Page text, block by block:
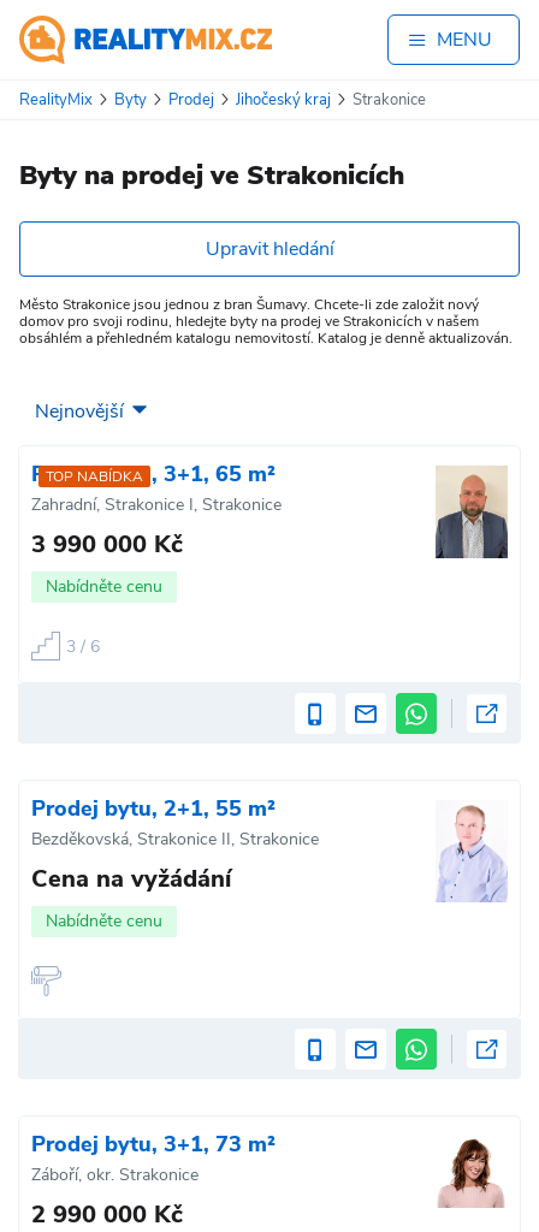
MENU
RealityMix Byty Prodej Jihočeský kraj Strakonice
Byty na prodej ve Strakonicích
Upravit hledání
Město Strakonice jsou jednou z bran Šumavy. Chcete-li zde založit nový
domov pro svoji rodinu, hledejte byty na prodej ve Strakonicích v našem
obsáhlém a přehledném katalogu nemovitostí. Katalog je denně aktualizován.
TOP NABÍDKA
Prodej bytu, 3+1, 65 m²
Zahradní, Strakonice I, Strakonice
3 990 000 Kč
Nabídněte cenu
3 / 6
Prodej bytu, 2+1, 55 m²
Bezděkovská, Strakonice II, Strakonice
Cena na vyžádání
Nabídněte cenu
Prodej bytu, 3+1, 73 m²
Záboří, okr. Strakonice
2 990 000 Kč